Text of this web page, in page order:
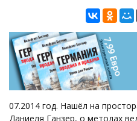
07.2014 год. Нашёл на
Даниеля Ганзер, о методах